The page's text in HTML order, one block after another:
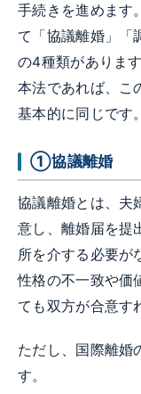
手続きを進めます
て「協議離婚」「
の4種類がありま
本法であれば、こ
基本的に同じです。
①協議離婚
協議離婚とは、夫
意し、離婚届を提
所を介する必要が
性格の不一致や価
ても双方が合意す
ただし、国際離婚
す。